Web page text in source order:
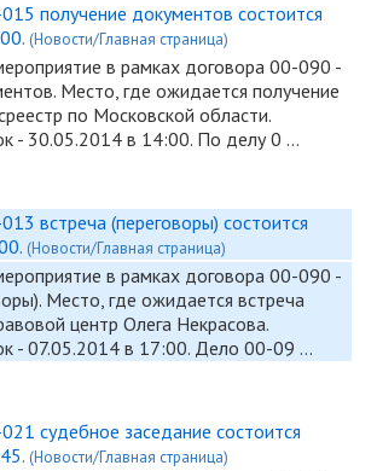
получение документов состоится
(Новости/Главная страница)
в рамках договора 00-090 -
Место, где ожидается получение
по Московской области.
- 30.05.2014 в 14:00. По делу 0 …
встреча (переговоры) состоится
(Новости/Главная страница)
в рамках договора 00-090 -
Место, где ожидается встреча
центр Олега Некрасова.
- 07.05.2014 в 17:00. Дело 00-09 …
судебное заседание состоится
(Новости/Главная страница)